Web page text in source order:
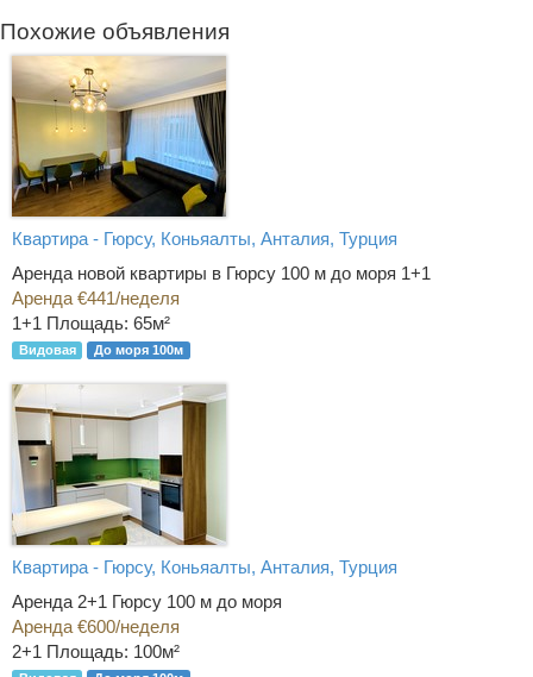
Похожие объявления
Квартира - Гюрсу, Коньяалты, Анталия, Турция
Аренда новой квартиры в Гюрсу 100 м до моря 1+1
Аренда €441/неделя
1+1 Площадь: 65м²
Видовая До моря 100м
Квартира - Гюрсу, Коньяалты, Анталия, Турция
Аренда 2+1 Гюрсу 100 м до моря
Аренда €600/неделя
2+1 Площадь: 100м²